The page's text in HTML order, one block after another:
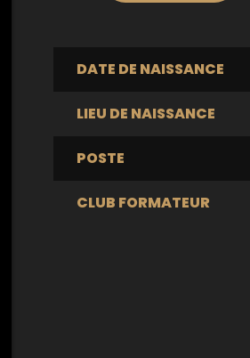
DATE DE NAISSANCE
LIEU DE NAISSANCE
POSTE
CLUB FORMATEUR